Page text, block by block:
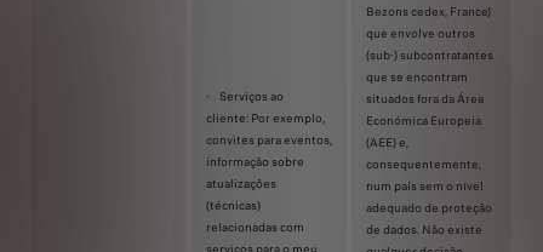
- Serviços ao
cliente: Por exemplo,
convites para eventos,
informação sobre
atualizações
(técnicas)
relacionadas com
Bezons cedex, France)
que envolve outros
(sub-) subcontratantes
que se encontram
situados fora da Área
Económica Europeia
(AEE) e,
consequentemente,
num país sem o nível
adequado de proteção
de dados. Não existe